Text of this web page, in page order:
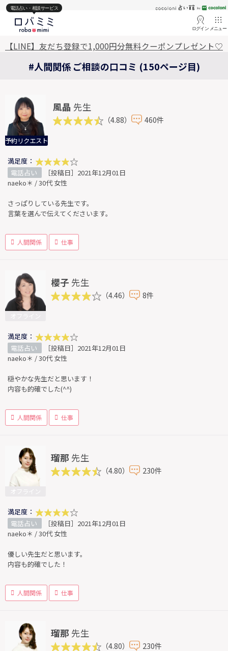
電話占い・相談サービス
ログイン メニュー
【LINE】友だち登録で1,000円分無料クーポンプレゼント♡
#人間関係 ご相談の口コミ (150ページ目)
予約リクエスト
風晶 先生
（4.88） 460件
満足度：
電話占い
［投稿日］2021年12月01日
naeko＊ / 30代 女性
さっぱりしている先生です。
言葉を選んで伝えてくださいます。
人間関係 仕事
櫻子 先生
（4.46） 8件
満足度：
電話占い
［投稿日］2021年12月01日
naeko＊ / 30代 女性
穏やかな先生だと思います！
内容も的確でした(^^)
人間関係 仕事
瑠那 先生
（4.80） 230件
満足度：
電話占い
［投稿日］2021年12月01日
naeko＊ / 30代 女性
優しい先生だと思います。
内容も的確でした！
人間関係 仕事
瑠那 先生
（4.80） 230件